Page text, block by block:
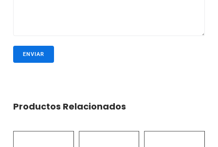
Productos Relacionados